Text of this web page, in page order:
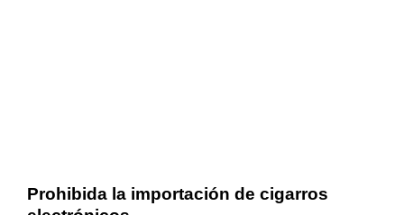
Prohibida la importación de cigarros